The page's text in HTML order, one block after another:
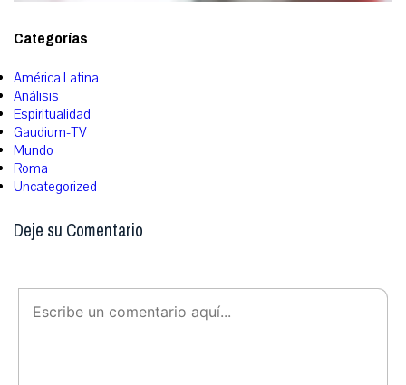
Categorías
América Latina
Análisis
Espiritualidad
Gaudium-TV
Mundo
Roma
Uncategorized
Deje su Comentario